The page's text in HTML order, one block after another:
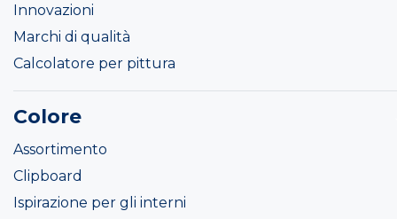
Innovazioni
Marchi di qualità
Calcolatore per pittura
Colore
Assortimento
Clipboard
Ispirazione per gli interni